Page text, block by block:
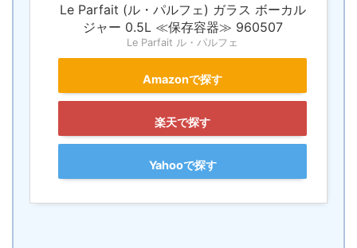
Le Parfait (ル・パルフェ) ガラス ボーカル
ジャー 0.5L ≪保存容器≫ 960507
Le Parfait ル・パルフェ
Amazonで探す
楽天で探す
Yahooで探す